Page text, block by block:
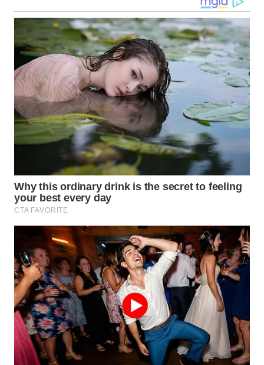
WN
NTB
WN
SULTENG
WN
SULBAR
BABEL
WN
WN
SUMSEL
WN
BENGKULU
WN
LAMPUNG